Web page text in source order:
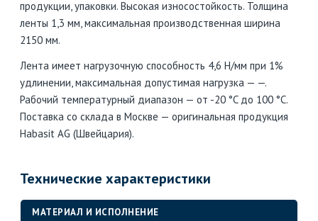
продукции, упаковки. Высокая износостойкость. Толщина
ленты 1,3 мм, максимальная производственная ширина
2150 мм.
Лента имеет нагрузочную способность 4,6 Н/мм при 1%
удлинении, максимальная допустимая нагрузка — —.
Рабочий температурный диапазон — от -20 °C до 100 °C.
Поставка со склада в Москве — оригинальная продукция
Habasit AG (Швейцария).
Технические характеристики
МАТЕРИАЛ И ИСПОЛНЕНИЕ